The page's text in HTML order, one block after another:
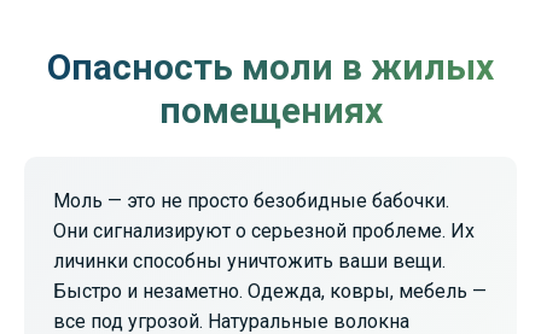
Опасность моли в жилых
помещениях
Моль — это не просто безобидные бабочки.
Они сигнализируют о серьезной проблеме. Их
личинки способны уничтожить ваши вещи.
Быстро и незаметно. Одежда, ковры, мебель —
все под угрозой. Натуральные волокна